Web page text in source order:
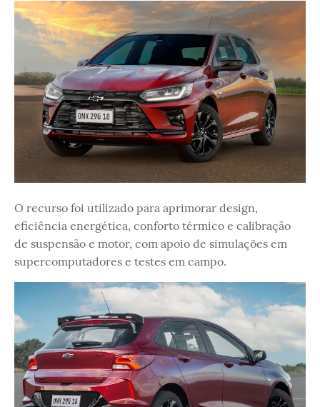
O recurso foi utilizado para aprimorar design,
eficiência energética, conforto térmico e calibração
de suspensão e motor, com apoio de simulações em
supercomputadores e testes em campo.